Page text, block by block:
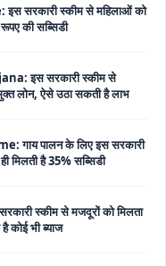
इस सरकारी स्कीम से
पालन के लिए इस सरकारी
स्कीम से मजदूरों को मिलता
विश्वकर्मा योजना के तहत